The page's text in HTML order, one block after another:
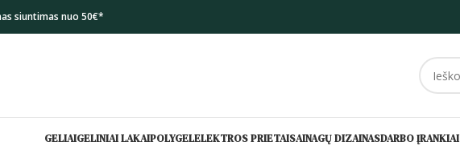
siuntimas nuo 50€*
GELIAIGELINIAI LAKAIPOLYGELELEKTROS PRIETAISAINAGŲ DIZAINASDARBO ĮRANKIAI